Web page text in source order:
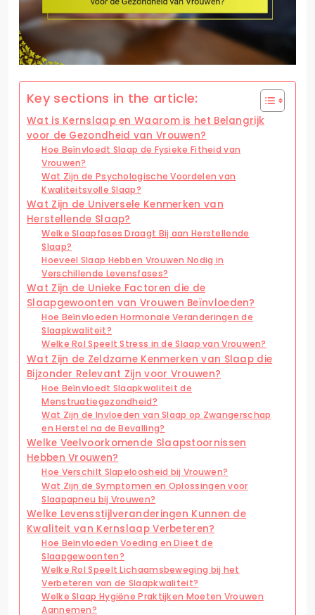
Key sections in the article:
Wat is Kernslaap en Waarom is het Belangrijk
voor de Gezondheid van Vrouwen?
Hoe Beïnvloedt Slaap de Fysieke Fitheid van
Vrouwen?
Wat Zijn de Psychologische Voordelen van
Kwaliteitsvolle Slaap?
Wat Zijn de Universele Kenmerken van
Herstellende Slaap?
Welke Slaapfases Draagt Bij aan Herstellende
Slaap?
Hoeveel Slaap Hebben Vrouwen Nodig in
Verschillende Levensfases?
Wat Zijn de Unieke Factoren die de
Slaapgewoonten van Vrouwen Beïnvloeden?
Hoe Beïnvloeden Hormonale Veranderingen de
Slaapkwaliteit?
Welke Rol Speelt Stress in de Slaap van Vrouwen?
Wat Zijn de Zeldzame Kenmerken van Slaap die
Bijzonder Relevant Zijn voor Vrouwen?
Hoe Beïnvloedt Slaapkwaliteit de
Menstruatiegezondheid?
Wat Zijn de Invloeden van Slaap op Zwangerschap
en Herstel na de Bevalling?
Welke Veelvoorkomende Slaapstoornissen
Hebben Vrouwen?
Hoe Verschilt Slapeloosheid bij Vrouwen?
Wat Zijn de Symptomen en Oplossingen voor
Slaapapneu bij Vrouwen?
Welke Levensstijlveranderingen Kunnen de
Kwaliteit van Kernslaap Verbeteren?
Hoe Beïnvloeden Voeding en Dieet de
Slaapgewoonten?
Welke Rol Speelt Lichaamsbeweging bij het
Verbeteren van de Slaapkwaliteit?
Welke Slaap Hygiëne Praktijken Moeten Vrouwen
Aannemen?